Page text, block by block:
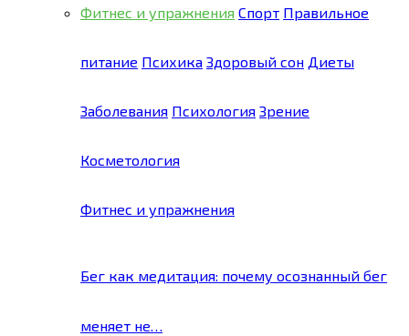
Фитнес и упражнения Спорт Правильное
питание Психика Здоровый сон Диеты
Заболевания Психология Зрение
Косметология
Фитнес и упражнения
Бег как медитация: почему осознанный бег
меняет не…